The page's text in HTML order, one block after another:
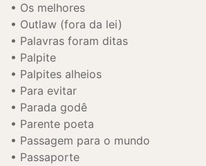
Os melhores
Outlaw (fora da lei)
Palavras foram ditas
Palpite
Palpites alheios
Para evitar
Parada godê
Parente poeta
Passagem para o mundo
Passaporte